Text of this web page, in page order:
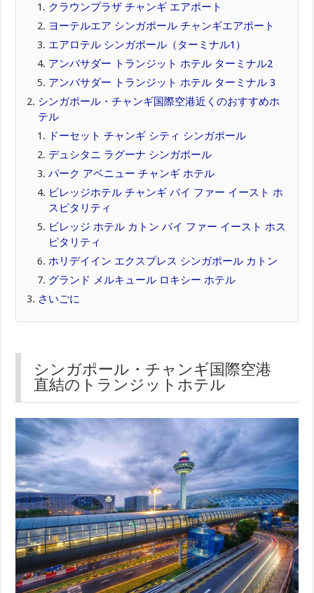
クラウンプラザ チャンギ エアポート
ヨーテルエア シンガポール チャンギエアポート
エアロテル シンガポール（ターミナル1）
アンバサダー トランジット ホテル ターミナル2
アンバサダー トランジット ホテル ターミナル 3
シンガポール・チャンギ国際空港近くのおすすめホ
テル
ドーセット チャンギ シティ シンガポール
デュシタニ ラグーナ シンガポール
パーク アベニュー チャンギ ホテル
ビレッジホテル チャンギ バイ ファー イースト ホ
スピタリティ
ビレッジ ホテル カトン バイ ファー イースト ホス
ピタリティ
ホリデイイン エクスプレス シンガポール カトン
グランド メルキュール ロキシー ホテル
さいごに
シンガポール・チャンギ国際空港
直結のトランジットホテル